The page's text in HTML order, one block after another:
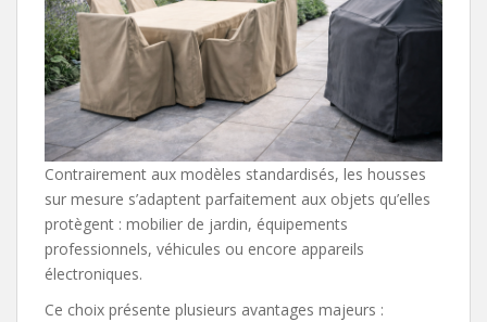
Contrairement aux modèles standardisés, les housses
sur mesure s’adaptent parfaitement aux objets qu’elles
protègent : mobilier de jardin, équipements
professionnels, véhicules ou encore appareils
électroniques.
Ce choix présente plusieurs avantages majeurs :